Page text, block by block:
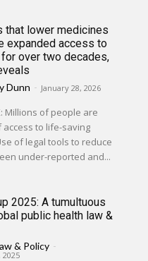
that lower medicines
expanded access to
over two decades,
Dunn - January 28, 2026
Millions of people are
access to life-saving
of legal tools to reduce
under-reported and...
2025: A tumultuous
public health law &
& Policy -